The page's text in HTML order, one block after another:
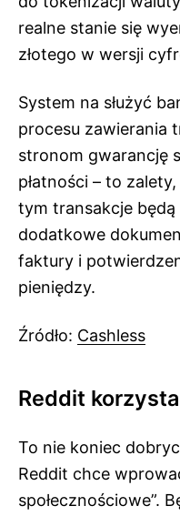
realne stanie się
złotego w wersji
System na służyć
procesu zawierania
stronom gwarancję
płatności – to
tym transakcje będą
dodatkowe
faktury i
pieniędzy.
Źródło: Cashless
Reddit
To nie koniec
Reddit chce
społecznościowe”.